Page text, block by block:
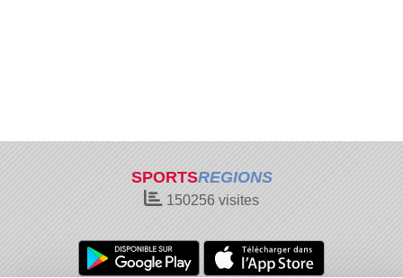
SPORTSREGIONS
150256 visites